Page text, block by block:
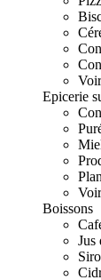
Epicerie
Boissons
Jus